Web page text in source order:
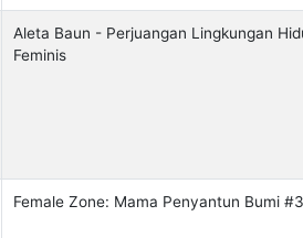
Aleta Baun - Perjuangan Lingkungan
Feminis
Female Zone: Mama Penyantun Bumi